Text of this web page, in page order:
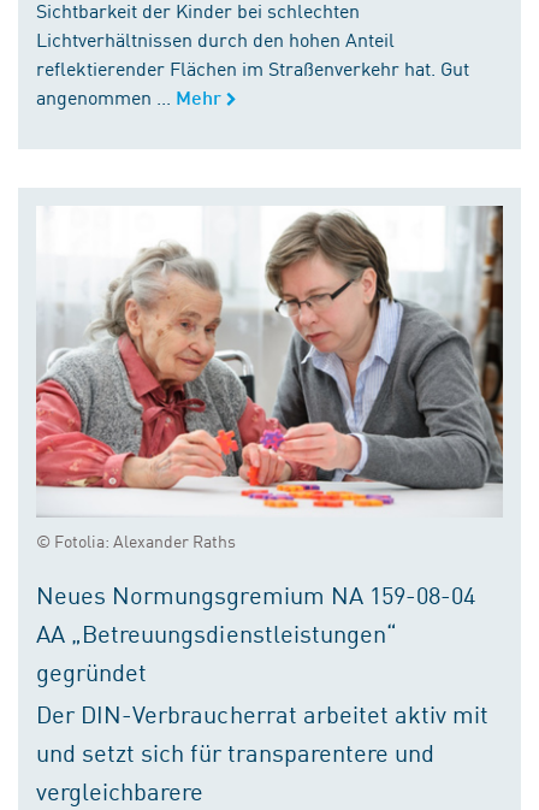
Sichtbarkeit der Kinder bei schlechten
Lichtverhältnissen durch den hohen Anteil
reflektierender Flächen im Straßenverkehr hat. Gut
angenommen ...
Mehr
© Fotolia: Alexander Raths
Neues Normungsgremium NA 159-08-04
AA „Betreuungsdienstleistungen“
gegründet
Der DIN-Verbraucherrat arbeitet aktiv mit
und setzt sich für transparentere und
vergleichbarere